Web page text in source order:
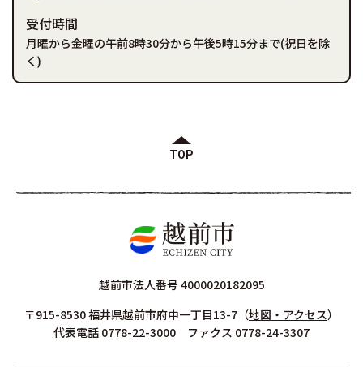
受付時間
月曜から金曜の午前8時30分から午後5時15分まで(祝日を除
く)
TOP
越前市法人番号 4000020182095
〒915-8530 福井県越前市府中一丁目13-7 （地図・アクセス）
代表電話 0778-22-3000 ファクス 0778-24-3307